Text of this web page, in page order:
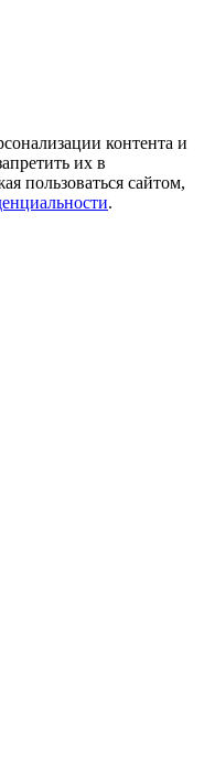
контента и
их в
пользоваться сайтом,
.